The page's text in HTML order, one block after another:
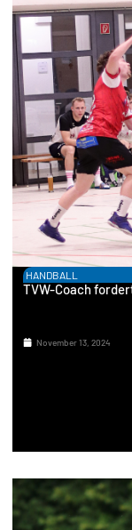
HANDBALL
TVW-Coach
November 13, 2024